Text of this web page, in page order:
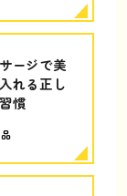
ージで美
れる正し
慣